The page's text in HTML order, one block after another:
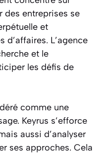
des entreprises se
et
d’affaires. L’agence
et le
les défis de
comme une
Keyrus s’efforce
aussi d’analyser
ses approches. Cela